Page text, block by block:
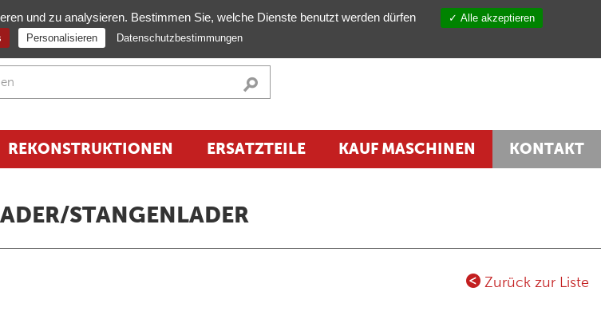
NEWSLETTER
REKONSTRUKTIONEN ERSATZTEILE KAUF MASCHINEN KONTAKT
STANGENLADER
Zurück zur Liste
und zu analysieren. Bestimmen Sie, welche Dienste benutzt werden dürfen
Alle akzeptieren
Personalisieren Datenschutzbestimmungen